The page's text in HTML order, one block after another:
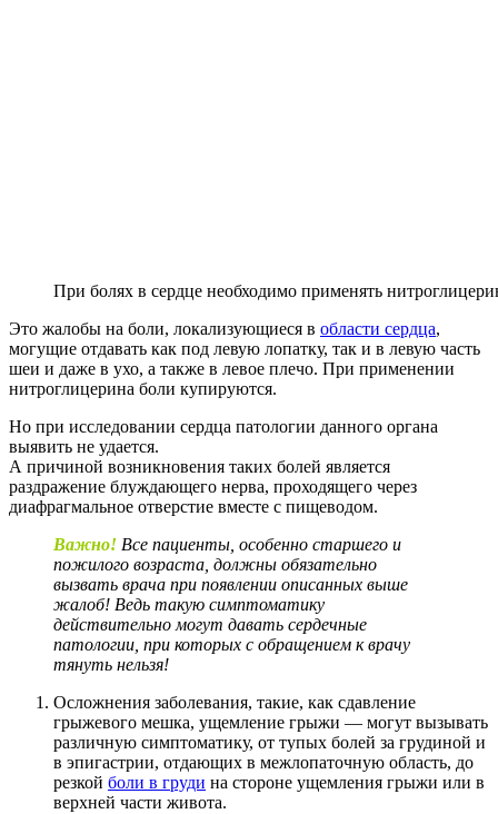
При болях в сердце необходимо применять
Это жалобы на боли, локализующиеся в области сердца,
могущие отдавать как под левую лопатку, так и в левую часть
шеи и даже в ухо, а также в левое плечо. При применении
нитроглицерина боли купируются.
Но при исследовании сердца патологии данного органа
выявить не удается.
А причиной возникновения таких болей является
раздражение блуждающего нерва, проходящего через
диафрагмальное отверстие вместе с пищеводом.
Важно! Все пациенты, особенно старшего и
пожилого возраста, должны обязательно
вызвать врача при появлении описанных выше
жалоб! Ведь такую симптоматику
действительно могут давать сердечные
патологии, при которых с обращением к врачу
тянуть нельзя!
Осложнения заболевания, такие, как сдавление
грыжевого мешка, ущемление грыжи — могут вызывать
различную симптоматику, от тупых болей за грудиной и
в эпигастрии, отдающих в межлопаточную область, до
резкой боли в груди на стороне ущемления грыжи или в
верхней части живота.